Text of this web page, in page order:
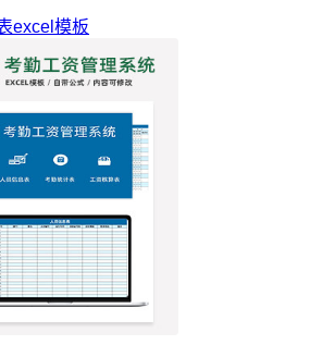
excel模板